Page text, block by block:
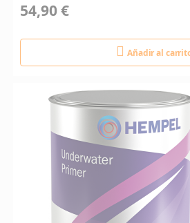
54,90 €
Añadir al